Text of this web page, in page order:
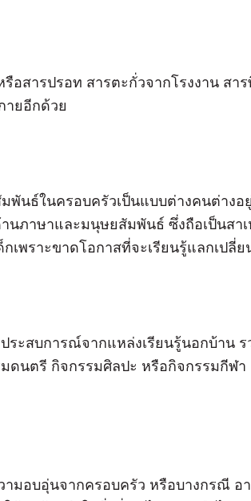
อสารปรอท สารตะกั่วจากโรงงาน สา
ายอีกด้วย
พันธ์ในครอบครัวเป็นแบบต่างคนต่างอ
นภาษาและมนุษยสัมพันธ์ ซึ่งถือเป็นสา
พราะขาดโอกาสที่จะเรียนรู้แลกเปลี่ย
ระสบการณ์จากแหล่งเรียนรู้นอกบ้าน ร
ดนตรี กิจกรรมศิลปะ หรือกิจกรรมกีฬา
มอบอุ่นจากครอบครัว หรือบางกรณี อ